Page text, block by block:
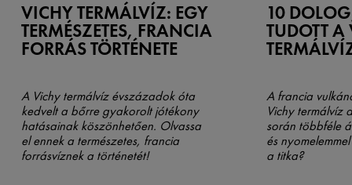
VICHY TERMÁLVÍZ: EGY
TERMÉSZETES, FRANCIA
FORRÁS TÖRTÉNETE
A Vichy termálvíz évszázadok óta
kedvelt a bőrre gyakorolt jótékony
hatásainak köszönhetően. Olvassa
el ennek a természetes, francia
forrásvíznek a történetét!
10
TUDOTT
A francia
Vichy termálvíz
során többféle
és
a titka?